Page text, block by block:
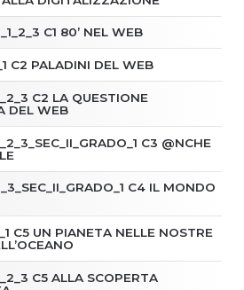
C1 80’ NEL WEB
C2 PALADINI DEL WEB
C2 LA QUESTIONE
DEL WEB
C3 @NCHE
C4 IL MONDO
C5 UN PIANETA NELLE NOSTRE
C5 ALLA SCOPERTA